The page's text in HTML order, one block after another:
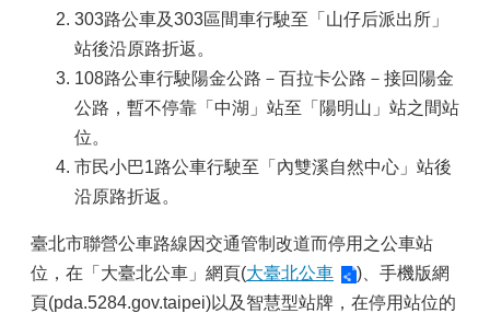
303路公車及303區間車行駛至「山仔后派出所」
站後沿原路折返。
108路公車行駛陽金公路－百拉卡公路－接回陽金
公路，暫不停靠「中湖」站至「陽明山」站之間站
位。
市民小巴1路公車行駛至「內雙溪自然中心」站後
沿原路折返。
臺北市聯營公車路線因交通管制改道而停用之公車站
位，在「大臺北公車」網頁(大臺北公車
)、手機版網
頁(pda.5284.gov.taipei)以及智慧型站牌，在停用站位的